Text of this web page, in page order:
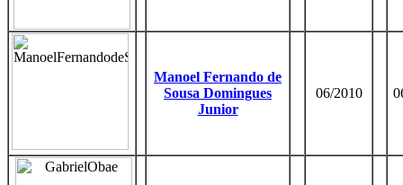
Manoel Fernando de
Sousa Domingues
Junior
06/2010